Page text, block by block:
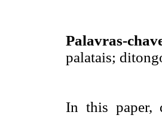
Palavras-
palatais;
In this